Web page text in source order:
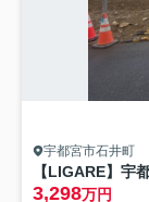
宇都宮市石井町
【LIGARE】宇
3,298万円